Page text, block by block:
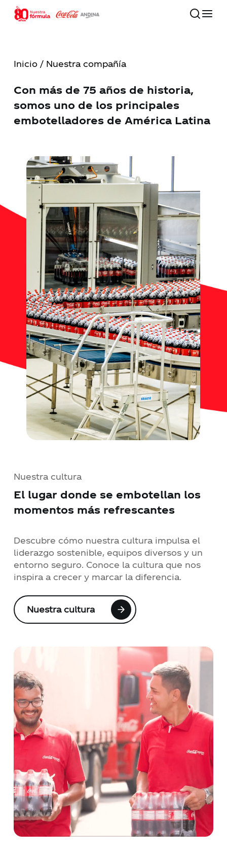
Skip
80 años
Nuestra compañía
Nuestras marcas
Inversionistas
Contacto
Noticias
Trabaja con nosotros
Documentos de interés
Inicio/ Nuestra compañía
Con más de 75 años de historia,
somos uno de los principales
embotelladores de América Latina
Nuestra cultura
El lugar donde se embotellan los
momentos más refrescantes
Descubre cómo nuestra cultura impulsa el
liderazgo sostenible, equipos diversos y un
entorno seguro. Conoce la cultura que nos
inspira a crecer y marcar la diferencia.
Nuestra cultura